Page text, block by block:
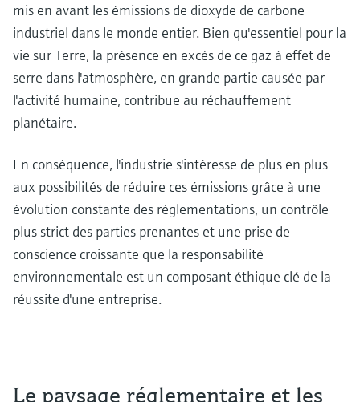
mis en avant les émissions de dioxyde de carbone
industriel dans le monde entier. Bien qu'essentiel pour la
vie sur Terre, la présence en excès de ce gaz à effet de
serre dans l'atmosphère, en grande partie causée par
l'activité humaine, contribue au réchauffement
planétaire.
En conséquence, l'industrie s'intéresse de plus en plus
aux possibilités de réduire ces émissions grâce à une
évolution constante des règlementations, un contrôle
plus strict des parties prenantes et une prise de
conscience croissante que la responsabilité
environnementale est un composant éthique clé de la
réussite d'une entreprise.
Le paysage réglementaire et les